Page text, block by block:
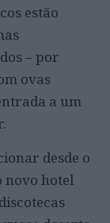
estão
– por
ovas
a um
desde o
novo hotel